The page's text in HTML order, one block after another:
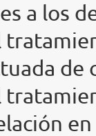
a los
de